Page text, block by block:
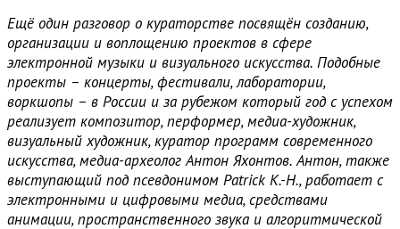
Ещё один разговор о кураторстве посвящён созданию,
организации и воплощению проектов в сфере
электронной музыки и визуального искусства. Подобные
проекты – концерты, фестивали, лаборатории,
воркшопы – в России и за рубежом который год с успехом
реализует композитор, перформер, медиа-художник,
визуальный художник, куратор программ современного
искусства, медиа-археолог Антон Яхонтов. Антон, также
выступающий под псевдонимом Patrick K.-H., работает с
электронными и цифровыми медиа, средствами
анимации, пространственного звука и алгоритмической